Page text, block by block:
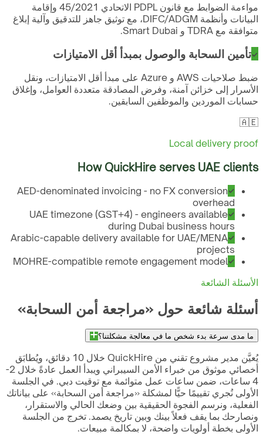
مواءمة الضوابط مع قانون PDPL الاتحادي 45/2021 وإقامة
البيانات وأنظمة DIFC/ADGM، مع توثيق جاهز للتدقيق وآلية إبلاغ
متوافقة مع TDRA و Smart Dubai.
تأمين السحابة والوصول بمبدأ أقل الامتيازات
ضبط صلاحيات AWS و Azure على مبدأ أقل الامتيازات، ونقل
الأسرار إلى خزائن آمنة، وفرض المصادقة متعددة العوامل، وإغلاق
حسابات الموردين والموظفين السابقين.
🇦🇪
Local delivery proof
How QuickHire serves UAE clients
AED-denominated invoicing - no FX conversion
overhead
UAE timezone (GST+4) - engineers available
during Dubai business hours
Arabic-capable delivery available for UAE/MENA
projects
MOHRE-compatible remote engagement model
الأسئلة الشائعة
أسئلة شائعة حول «مراجعة أمن السحابة»
ما مدى سرعة بدء شخص ما في معالجة مشكلتنا؟
يُعيَّن مدير مشروع تقني من QuickHire خلال 10 دقائق، ويُطابَق
أخصائي موثوق من خبراء الأمن السيبراني ويبدأ العمل عادةً خلال 2-
4 ساعات، ضمن ساعات عمل متوائمة مع توقيت دبي. في الجلسة
الأولى نُجري تقييمًا حيًّا لمشكلة «مراجعة أمن السحابة» على بياناتك
الفعلية، ونرسم الفجوة الحقيقية بين وضعك الحالي والاستقرار،
ونصارحك بما يقف فعلاً بينك وبين تاريخ يصمد. تخرج من الجلسة
الأولى بخطة أولويات واضحة، لا بمكالمة مبيعات.